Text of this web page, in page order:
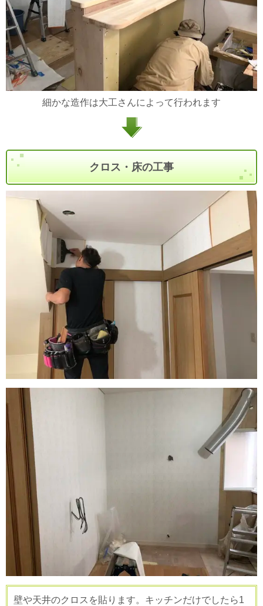
細かな造作は大工さんによって行われます
クロス・床の工事
壁や天井のクロスを貼ります。キッチンだけでしたら1